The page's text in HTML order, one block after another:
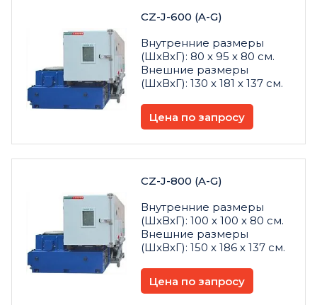
CZ-J-600 (A-G)
Внутренние размеры
(ШxВxГ): 80 х 95 х 80 см.
Внешние размеры
(ШxВxГ): 130 х 181 х 137 см.
Цена по запросу
CZ-J-800 (A-G)
Внутренние размеры
(ШxВxГ): 100 х 100 х 80 см.
Внешние размеры
(ШxВxГ): 150 х 186 х 137 см.
Цена по запросу